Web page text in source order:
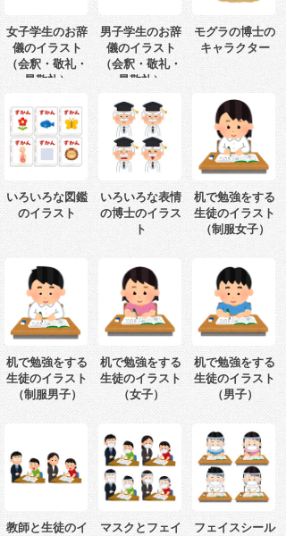
女子学生のお辞
儀のイラスト
（会釈・敬礼・
最敬礼）
男子学生のお辞
儀のイラスト
（会釈・敬礼・
最敬礼）
モグラの博士の
キャラクター
いろいろな図鑑
のイラスト
いろいろな表情
の博士のイラス
ト
机で勉強をする
生徒のイラスト
（制服女子）
机で勉強をする
生徒のイラスト
（制服男子）
机で勉強をする
生徒のイラスト
（女子）
机で勉強をする
生徒のイラスト
（男子）
教師と生徒のイ
マスクとフェイ
フェイスシール